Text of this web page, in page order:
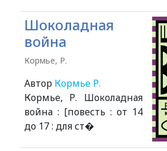
Шоколадная
война
Кормье, Р.
Автор Кормье Р.
Кормье, Р. Шоколадная
война : [повесть : от 14
до 17 : для ст�